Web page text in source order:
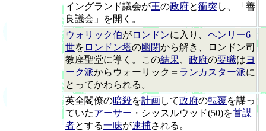
イングランド議会が王の政府と衝突 し、「善
良議会」を開く。
ウォリック伯がロンドンに入り、 ヘンリー6
世を ロンドン塔の幽閉から解き、ロンドン司
教座聖堂に導く。この結果 政府の要職はヨ
ーク派からウォーリック＝ ランカスター派に
とってかわられる。
英全閣僚の暗殺を計画して政府の転覆を謀っ
ていたアーサー ・シッスルウッド(50)を首謀
者とする一味が逮捕される。